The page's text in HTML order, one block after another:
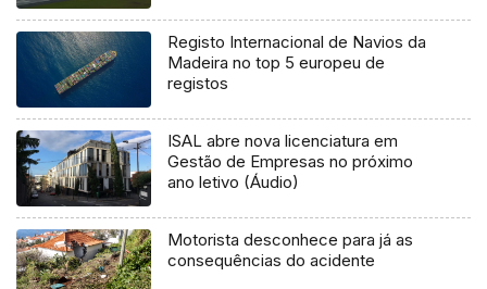
Registo Internacional de Navios da
Madeira no top 5 europeu de
registos
ISAL abre nova licenciatura em
Gestão de Empresas no próximo
ano letivo (Áudio)
Motorista desconhece para já as
consequências do acidente